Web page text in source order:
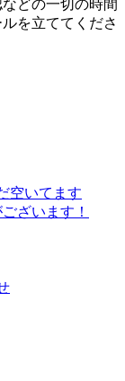
どの一切の時間
を立ててくださ
空いてます
ざいます！